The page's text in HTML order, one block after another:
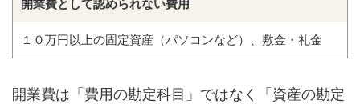
開業費として認められない費用
１０万円以上の固定資産（パソコンなど）、敷金・礼金
開業費は「費用の勘定科目」ではなく「資産の勘定